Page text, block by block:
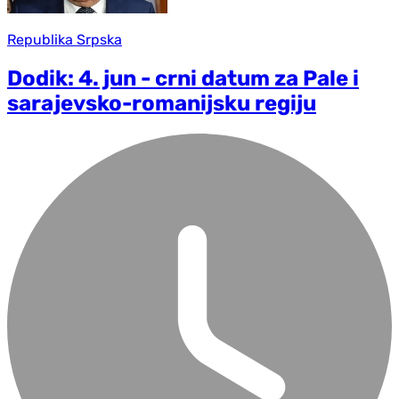
Republika Srpska
Dodik: 4. jun - crni datum za Pale i
sarajevsko-romanijsku regiju